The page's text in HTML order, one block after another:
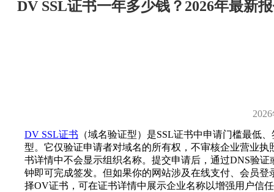
DV SSL证书一年多少钱？2026年最新
DV SSL证书 （域名验证型）是SSL证书中申请门槛最低
型。它仅验证申请者对域名的所有权，不审核企业营业执
书详情中不会显示组织名称。提交申请后，通过DNS验证
钟即可完成签发。但如果你的网站涉及在线支付、会员登
择OV证书，可在证书详情中展示企业名称以增强用户信